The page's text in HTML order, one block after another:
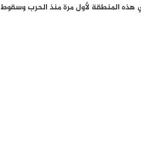
المنطقة لأول مرة منذ الحرب وسقوط